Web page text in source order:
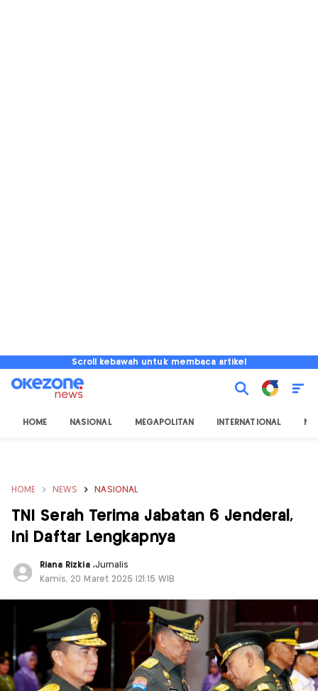
Scroll kebawah untuk membaca artikel
HOME NASIONAL MEGAPOLITAN INTERNATIONAL
HOME NEWS NASIONAL
TNI Serah Terima Jabatan 6 Jenderal,
Ini Daftar Lengkapnya
Riana Rizkia ,Jurnalis
Kamis, 20 Maret 2025 |21:15 WIB